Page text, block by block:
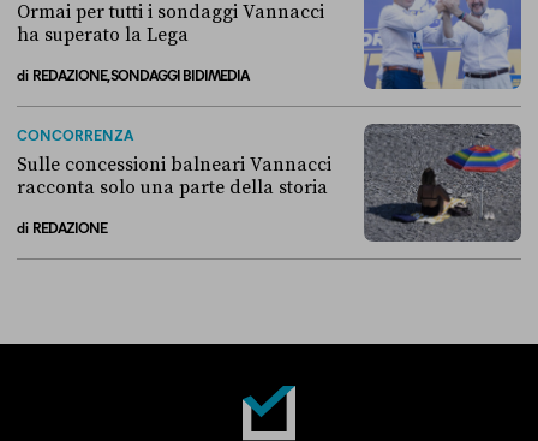
Ormai per tutti i sondaggi Vannacci
ha superato la Lega
di REDAZIONE, SONDAGGI BIDIMEDIA
CONCORRENZA
Sulle concessioni balneari Vannacci
racconta solo una parte della storia
di REDAZIONE